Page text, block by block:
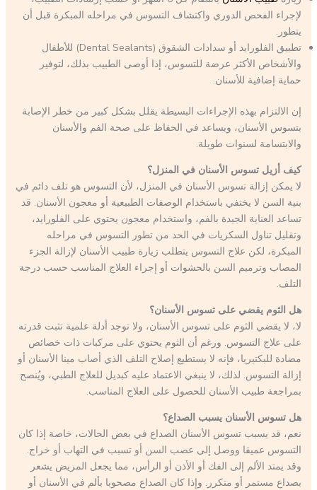
لإجراء الفحص الدوري واكتشاف التسوس في مراحله المبكرة قبل أن
يتطور.
تطبيق الفلورايد أو سدادات الشقوق (Dental Sealants) للأطفال
والأشخاص الأكثر عرضة للتسوس، إذا أوصى الطبيب بذلك، لتوفير
حماية إضافية للأسنان.
إن الالتزام بهذه الإجراءات البسيطة يقلل بشكل كبير من خطر الإصابة
بتسوس الأسنان، ويساعد في الحفاظ على صحة الفم والأسنان
والابتسامة لسنوات طويلة.
كيف أزيل تسوس الأسنان في المنزل؟
لا يمكن إزالة تسوس الأسنان في المنزل، لأن التسوس هو تلف دائم في
بنية السن لا يختفي باستخدام الوصفات الطبيعية أو معجون الأسنان. قد
تساعد العناية الجيدة بالفم، واستخدام معجون يحتوي على الفلورايد،
وتقليل تناول السكريات في الحد من تطور التسوس في مراحله
المبكرة، لكن علاج التسوس يتطلب زيارة طبيب الأسنان لإزالة الجزء
المصاب وترميم السن بالحشوات أو إجراء العلاج المناسب حسب درجة
التلف.
هل الثوم يقضي على تسوس الأسنان؟
لا، لا يقضي الثوم على تسوس الأسنان، ولا توجد أدلة علمية تثبت قدرته
على علاج التسوس. ورغم أن الثوم يحتوي على مركبات ذات خصائص
مضادة للبكتيريا، فإنه لا يستطيع إصلاح التلف الذي أصاب مينا الأسنان أو
إزالة التسوس. لذلك، لا ينبغي الاعتماد عليه كبديل للعلاج الطبي، ويُنصح
بمراجعة طبيب الأسنان للحصول على العلاج المناسب.
هل تسوس الأسنان يسبب الصداع؟
نعم، قد يسبب تسوس الأسنان الصداع في بعض الحالات، خاصة إذا كان
التسوس عميقا ووصل إلى عصب السن أو تسبب في التهاب أو خراج.
وقد يمتد الألم إلى الفك أو الأذن أو الرأس، مما يجعل المريض يشعر
بصداع مستمر أو متكرر. وإذا كان الصداع مصحوبا بألم في الأسنان أو